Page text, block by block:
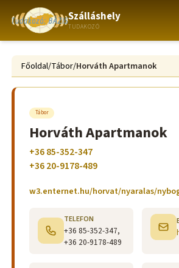
Szálláshely
TUDAKOZÓ
Főoldal/Tábor/Horváth Apartmanok
Tábor
Horváth Apartmanok
+36 85-352-347
+36 20-9178-489
w3.enternet.hu/horvat/nyaralas/
TELEFON
+36 85-352-347,
+36 20-9178-489